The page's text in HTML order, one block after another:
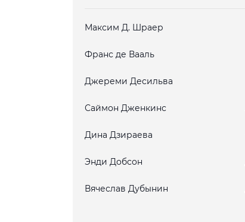
Максим Д. Шраер
Франс де Вааль
Джереми Десильва
Саймон Дженкинс
Дина Дзираева
Энди Добсон
Вячеслав Дубынин